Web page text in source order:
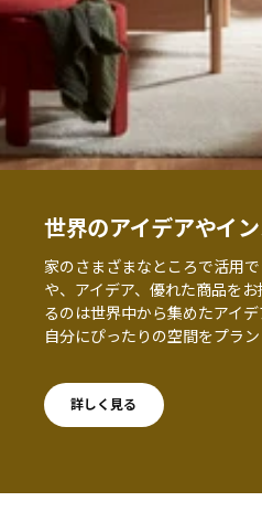
世界のアイデアやイ
家のさまざまなところで活用
や、アイデア、優れた商品を
るのは世界中から集めたアイ
自分にぴったりの空間をプラン
詳しく見る